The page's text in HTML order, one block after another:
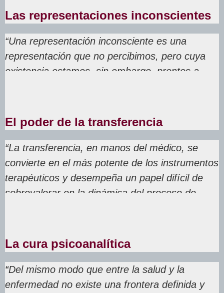
Las representaciones inconscientes
“Una representación inconsciente es una
representación que no percibimos, pero cuya
existencia estamos, sin embargo, prontos a
El poder de la transferencia
“La transferencia, en manos del médico, se
convierte en el más potente de los instrumentos
terapéuticos y desempeña un papel difícil de
sobrevalorar en la dinámica del proceso de
La cura psicoanalítica
“Del mismo modo que entre la salud y la
enfermedad no existe una frontera definida y